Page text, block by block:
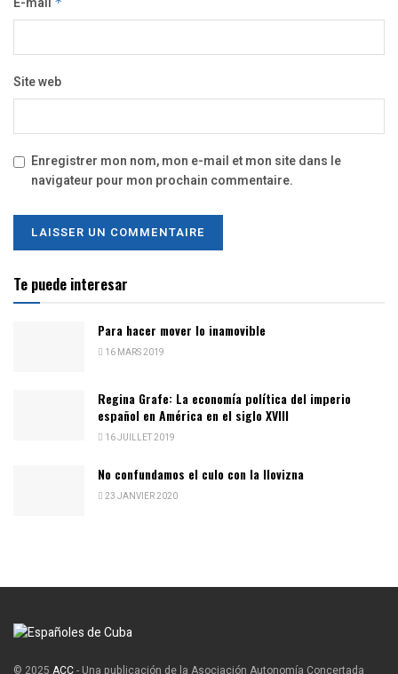
Site web
Enregistrer mon nom, mon e-mail et mon site dans le
navigateur pour mon prochain commentaire.
Te puede interesar
Para hacer mover lo inamovible
16 MARS 2019
Regina Grafe: La economía política del imperio
español en América en el siglo XVIII
16 JUILLET 2019
No confundamos el culo con la llovizna
23 JANVIER 2020
© 2025 ACC- Una publicación de la Asociación Autonomía Concertada